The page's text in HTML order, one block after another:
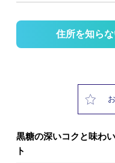
住所を知ら
黒糖の深いコクと味わ
ト